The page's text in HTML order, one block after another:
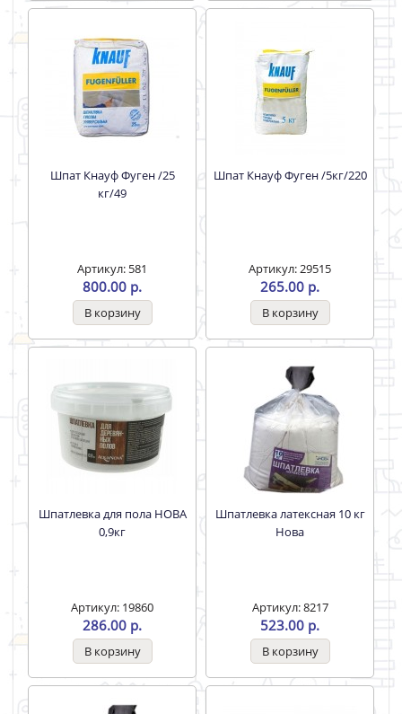
Шпат Кнауф Фуген /25
кг/49
Артикул: 581
800.00 р.
Шпат Кнауф Фуген /5кг/220
Артикул: 29515
265.00 р.
Шпатлевка для пола НОВА
0,9кг
Артикул: 19860
286.00 р.
Шпатлевка латексная 10 кг
Нова
Артикул: 8217
523.00 р.